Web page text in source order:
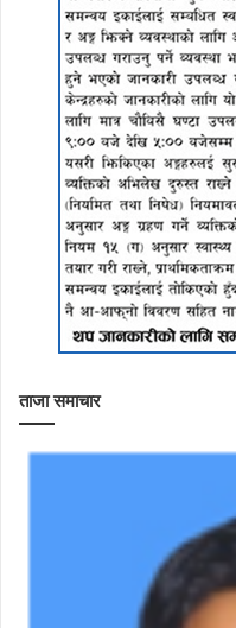
ताजा समाचार